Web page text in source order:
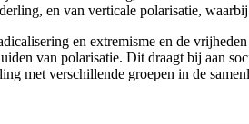
en van verticale polarisatie,
en extremisme en de
van polarisatie. Dit draagt bij aan
met verschillende groepen in de